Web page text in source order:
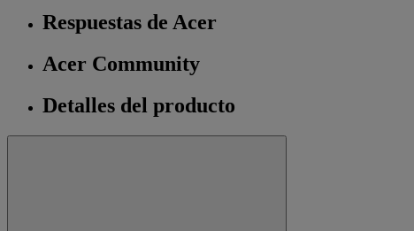
Respuestas de Acer
Acer Community
Detalles del producto